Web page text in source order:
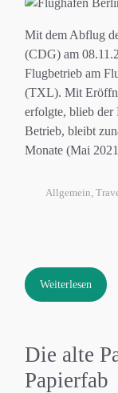
Mit dem Abflug
(CDG) am
Flugbetrieb am
(TXL). Mit
erfolgte, blieb der
Betrieb, bleibt
Monate (Mai
Allgemein,
Weiterlesen
Die alte
Papierfab